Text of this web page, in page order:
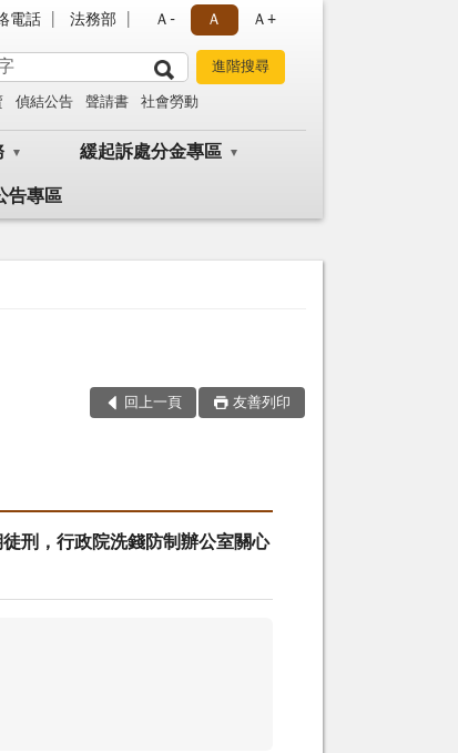
電話 法務部 Ａ- Ａ Ａ+
偵結公告 聲請書 社會勞動
緩起訴處分金專區
告專區
回上一頁 友善列印
刑，行政院洗錢防制辦公室關心